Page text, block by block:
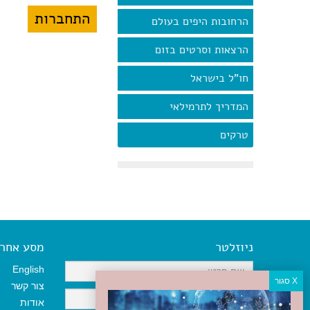
הרחובות היפים בעולם
הרצאות וסרטים בזום
חו"ל בישראל
המדריך לתרמילאי
טרקים
ניוזלטר מסע אחר
English
צור קשר
אודות